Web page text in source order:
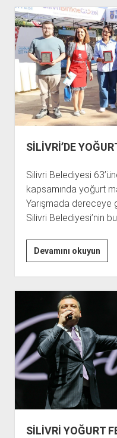
SİLİVRİ’DE
Silivri Belediyesi
kapsamında yoğurt
Yarışmada dereceye
Silivri Belediyesi’nin bu
Devamını okuyun
SİLİVRİ YOĞURT